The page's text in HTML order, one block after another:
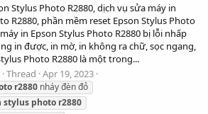
Stylus Photo R2880, dịch vụ sửa máy in
R2880, phần mềm reset Epson Stylus Photo
in Epson Stylus Photo R2880 bị lỗi nhấp
in được, in mờ, in không ra chữ, sọc ngang,
Photo R2880 là một trong...
Thread Apr 19, 2023
r2880 nháy đèn đỏ
stylus photo r2880